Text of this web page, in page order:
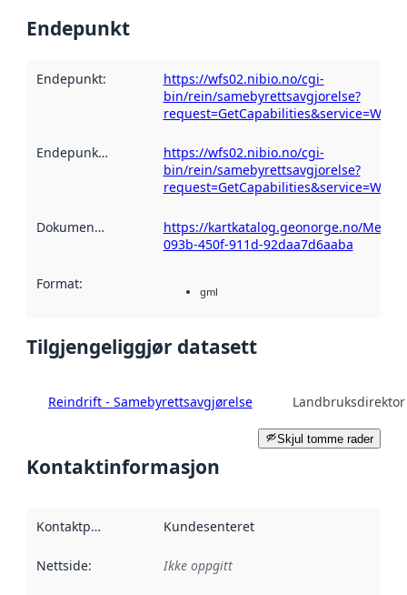
Endepunkt
Endepunkt:
https://wfs02.nibio.no/cgi-
bin/rein/samebyrettsavgjorelse?
request=GetCapabilities&service=WFS
Endepunktbeskrivelse :
https://wfs02.nibio.no/cgi-
bin/rein/samebyrettsavgjorelse?
request=GetCapabilities&service=WFS
Dokumentasjon
https://kartkatalog.geonorge.no/
093b-450f-911d-92daa7d6aaba
Format: gml
Tilgjengeliggjør datasett
Reindrift - Samebyrettsavgjørelse
Skjul tomme rader
Kontaktinformasjon
Kontaktpunkt Kundesenteret
Nettside: Ikke oppgitt